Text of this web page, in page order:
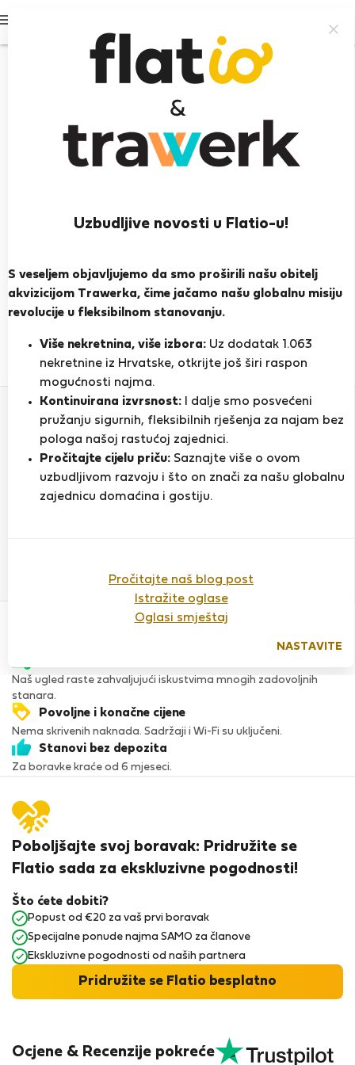
Uzbudljive novosti u Flatio-u!
S veseljem objavljujemo da smo proširili našu obitelj
akvizicijom Trawerka, čime jačamo našu globalnu misiju
revolucije u fleksibilnom stanovanju.
Više nekretnina, više izbora: Uz dodatak 1.063
nekretnine iz Hrvatske, otkrijte još širi raspon
mogućnosti najma.
Kontinuirana izvrsnost: I dalje smo posvećeni
pružanju sigurnih, fleksibilnih rješenja za najam bez
pologa našoj rastućoj zajednici.
Pročitajte cijelu priču: Saznajte više o ovom
uzbudljivom razvoju i što on znači za našu globalnu
zajednicu domaćina i gostiju.
Pročitajte naš blog post
Istražite oglase
Oglasi smještaj
NASTAVITE
Lourdes d.
Lagos
PRIKAŽI ŽIVOTOPIS
Ocjena i reference
0
Ponude
1
Ocjena
Povjerenje & Sigurnost
Naš ugled raste zahvaljujući iskustvima mnogih zadovoljnih
stanara.
Povoljne i konačne cijene
Nema skrivenih naknada. Sadržaji i Wi-Fi su uključeni.
Stanovi bez depozita
Za boravke kraće od 6 mjeseci.
Ocjene & Recenzije pokreće
Poboljšajte svoj boravak: Pridružite se
Flatio sada za ekskluzivne pogodnosti!
Što ćete dobiti?
Popust od €20 za vaš prvi boravak
Specijalne ponude najma SAMO za članove
Ekskluzivne pogodnosti od naših partnera
Pridružite se Flatio besplatno